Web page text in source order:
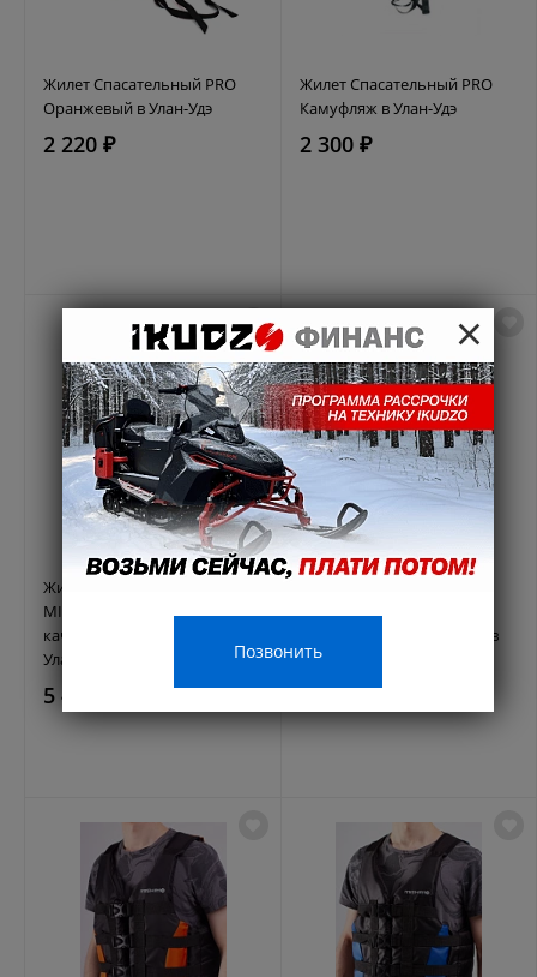
Жилет Спасательный PRO
Оранжевый в Улан-Удэ
2 220 ₽
Жилет Спасательный PRO
Камуфляж в Улан-Удэ
2 300 ₽
Жилет спасательный
MISHIMO PRO Премиум
качества Черно-зеленый в
Улан-Удэ
5 460 ₽
MISHIMO PRO Премиум
качества Черно-красный в
Улан-Удэ
5 460 ₽
×
Позвонить